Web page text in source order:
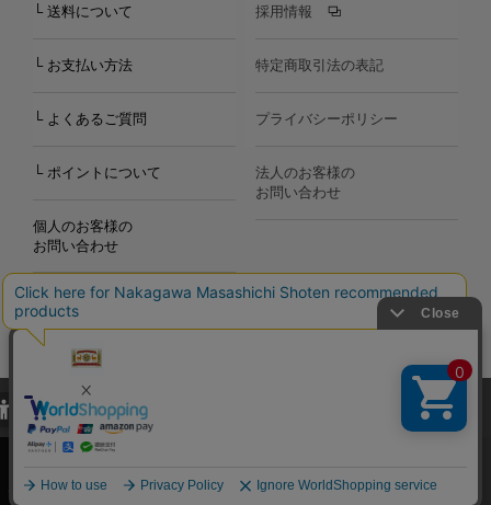
└ 送料について
└ お支払い方法
└ よくあるご質問
└ ポイントについて
個人のお客様の
お問い合わせ
採用情報
特定商取引法の表記
プライバシーポリシー
法人のお客様の
お問い合わせ
Copyright©2000-2026
Nakagawa Masashichi Shoten All Rights Reserved.
当サイトでは、当サイト内における閲覧履歴・属性情報などの取得およ
び利便性向上のためにクッキー（Cookie）を使用いたします。詳細に
関しては「プライバシーポリシー
承諾する